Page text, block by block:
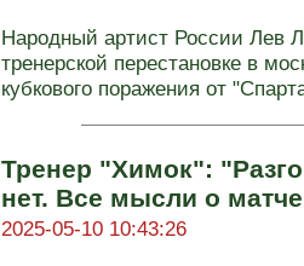
Народный артист России Лев
тренерской перестановке в
кубкового поражения от
Тренер "Химок":
нет. Все мысли о
2025-05-10 10:43:26